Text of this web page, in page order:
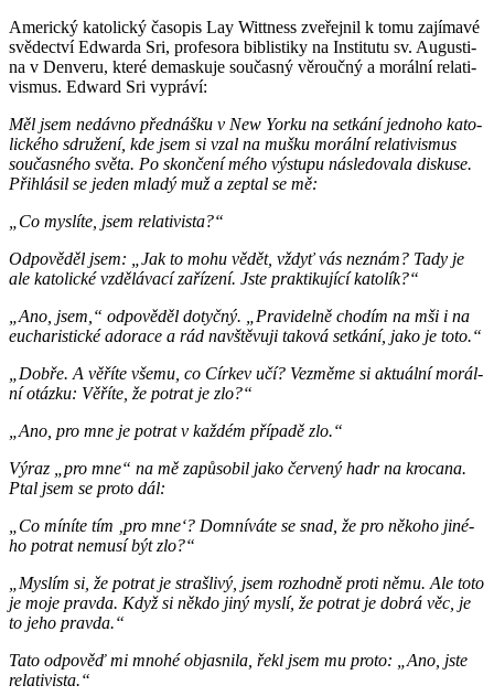
Ame­ric­ký ka­to­lic­ký ča­so­pis Lay Witt­ness zve­řej­nil k tomu za­jí­ma­vé
svě­dec­tví Ed­war­da Sri, pro­fe­so­ra bib­lis­ti­ky na In­sti­tu­tu sv. Au­gusti­
na v De­n­ve­ru, které de­mas­ku­je sou­čas­ný vě­rouč­ný a mo­rál­ní re­la­ti­
vis­mus. Ed­ward Sri vy­prá­ví:
Měl jsem ne­dáv­no před­náš­ku v New Yorku na se­tká­ní jed­no­ho ka­to­
lic­ké­ho sdru­že­ní, kde jsem si vzal na mušku mo­rál­ní re­la­ti­vis­mus
sou­čas­né­ho světa. Po skon­če­ní mého vý­stu­pu ná­sle­do­va­la dis­ku­se.
Při­hlá­sil se jeden mladý muž a ze­ptal se mě:
„Co mys­lí­te, jsem re­la­ti­vis­ta?“
Od­po­vě­děl jsem: „Jak to mohu vědět, vždyť vás ne­znám? Tady je
ale ka­to­lic­ké vzdě­lá­va­cí za­ří­ze­ní. Jste prak­ti­ku­jí­cí ka­to­lík?“
„Ano, jsem,“ od­po­vě­děl do­tyč­ný. „Pra­vi­del­ně cho­dím na mši i na
eu­cha­ris­tic­ké ado­ra­ce a rád na­vště­vu­ji ta­ko­vá se­tká­ní, jako je toto.“
„Dobře. A vě­ří­te všemu, co Cír­kev učí? Vez­mě­me si ak­tu­ál­ní mo­rál­
ní otáz­ku: Vě­ří­te, že po­trat je zlo?“
„Ano, pro mne je po­trat v kaž­dém pří­pa­dě zlo.“
Výraz „pro mne“ na mě za­pů­so­bil jako čer­ve­ný hadr na kro­ca­na.
Ptal jsem se proto dál:
„Co mí­ní­te tím ‚pro mne‘? Do­mní­vá­te se snad, že pro ně­ko­ho ji­né­
ho po­trat ne­mu­sí být zlo?“
„Mys­lím si, že po­trat je straš­li­vý, jsem roz­hod­ně proti němu. Ale toto
je moje prav­da. Když si někdo jiný myslí, že po­trat je dobrá věc, je
to jeho prav­da.“
Tato od­po­věď mi mnohé ob­jas­ni­la, řekl jsem mu proto: „Ano, jste
re­la­ti­vis­ta.“